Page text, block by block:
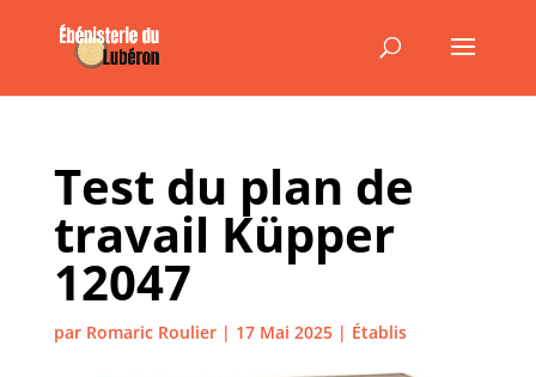
Test du plan de
travail Küpper
12047
par Romaric Roulier| 17 Mai 2025| Établis